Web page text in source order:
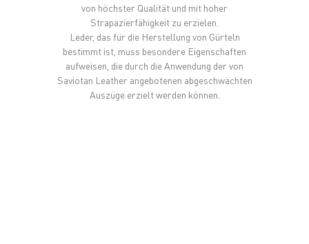
von höchster Qualität und mit hoher
Strapazierfähigkeit zu erzielen.
Leder, das für die Herstellung von Gürteln
bestimmt ist, muss besondere Eigenschaften
aufweisen, die durch die Anwendung der von
Saviotan Leather angebotenen abgeschwächten
Auszüge erzielt werden können.